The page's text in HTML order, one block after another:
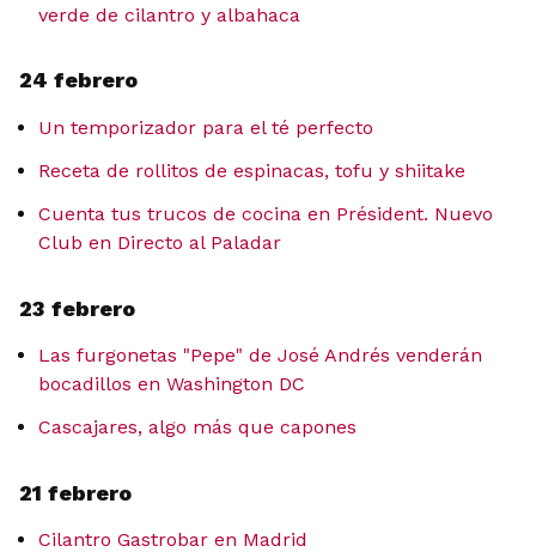
verde de cilantro y albahaca
24 febrero
Un temporizador para el té perfecto
Receta de rollitos de espinacas, tofu y shiitake
Cuenta tus trucos de cocina en Président. Nuevo
Club en Directo al Paladar
23 febrero
Las furgonetas "Pepe" de José Andrés venderán
bocadillos en Washington DC
Cascajares, algo más que capones
21 febrero
Cilantro Gastrobar en Madrid